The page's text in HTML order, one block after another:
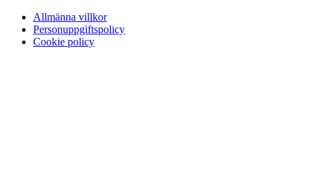
Allmänna villkor
Personuppgiftspolicy
Cookie policy